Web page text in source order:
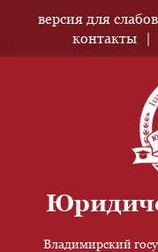
версия для
контакты
Владимирский